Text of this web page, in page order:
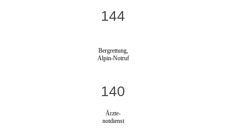
144
Bergrettung,
Alpin-Notruf
140
Ärzte-
notdienst